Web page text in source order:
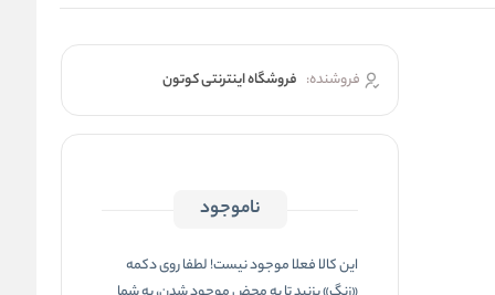
فروشنده: فروشگاه اینترنتی کوتون
ناموجود
این کالا فعلا موجود نیست! لطفا روی دکمه